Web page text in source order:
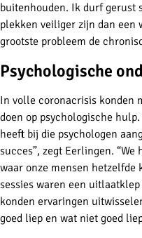
buitenhouden. Ik durf gerust
plekken veiliger zijn dan een
grootste probleem de
Psychologische
In volle coronacrisis konden
doen op psychologische
heeft bij die psychologen
succes”, zegt Eerlingen. “We
waar onze mensen hetzelfde
sessies waren een
konden ervaringen
goed liep en wat niet goed